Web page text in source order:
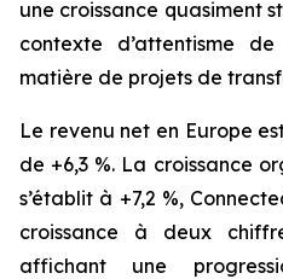
une croissance quasiment
contexte d’attentisme
matière de projets de
Le revenu net en Europe
de +6,3 %. La croissance
s’établit à +7,2 %,
croissance à deux
affichant une